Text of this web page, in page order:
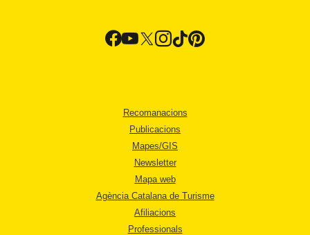
Recomanacions
Publicacions
Mapes/GIS
Newsletter
Mapa web
Agència Catalana de Turisme
Afiliacions
Professionals